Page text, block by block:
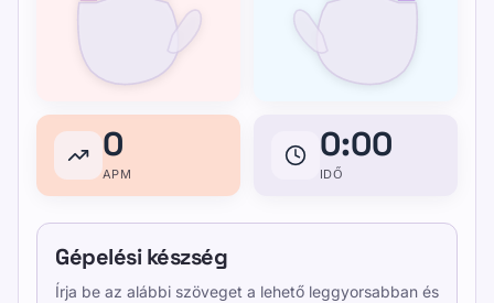
0
APM
0:00
IDŐ
Gépelési készség
Írja be az alábbi szöveget a lehető leggyorsabban és